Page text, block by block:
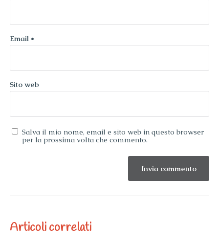
Email *
Sito web
Salva il mio nome, email e sito web in questo browser
per la prossima volta che commento.
Articoli correlati